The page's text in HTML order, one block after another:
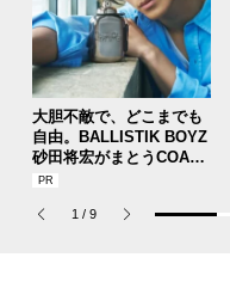
大胆不敵で、どこまでも
自由。BALLISTIK BOYZ
砂田将宏がまとうCOACH
の新作フレグランス「コ
パルファム」
1 / 9